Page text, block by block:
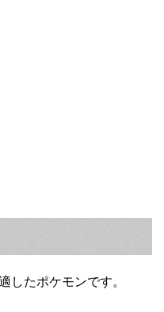
したポケモンです。